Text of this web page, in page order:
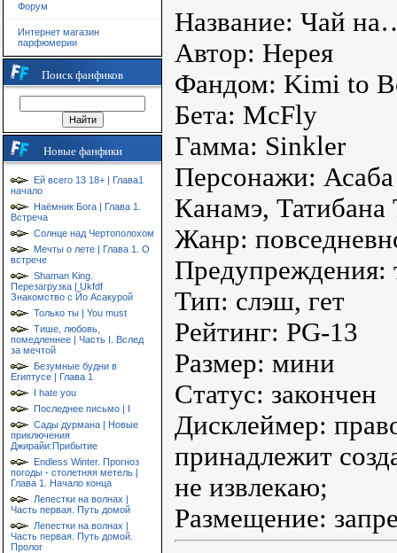
Форум
Интернет магазин
парфюмерии
Поиск фанфиков
Новые фанфики
Ей всего 13 18+ | Глава1
начало
Наёмник Бога | Глава 1.
Встреча
Солнце над Чертополохом
Мечты о лете | Глава 1. О
встрече
Shaman King.
Перезагрузка | Ukfdf
Знакомство с Йо Асакурой
Только ты | You must
Тише, любовь,
помедленнее | Часть I. Вслед
за мечтой
Безумные будни в
Египтусе | Глава 1
I hate you
Последнее письмо | I
Сады дурмана | Новые
приключения
Джирайи:Прибытие
Endless Winter. Прогноз
погоды - столетняя метель |
Глава 1. Начало конца
Лепестки на волнах |
Часть первая. Путь домой
Лепестки на волнах |
Часть первая. Путь домой.
Пролог
Название: Чай
Автор: Нерея
Фандом: Kimi to
Бета: McFly
Гамма: Sinkler
Персонажи:
Канамэ, Татибана
Жанр:
Предупреждения:
Тип: слэш, гет
Рейтинг: PG-13
Размер: мини
Статус: закончен
Дисклеймер:
принадлежит
не извлекаю;
Размещение: